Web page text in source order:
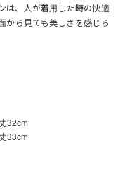
は、人が着用した時の快適
から見ても美しさを感じら
32cm
33cm